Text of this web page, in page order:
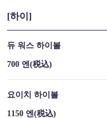
[하이]
듀 워스 하이볼
700 엔(税込)
요이치 하이볼
1150 엔(税込)